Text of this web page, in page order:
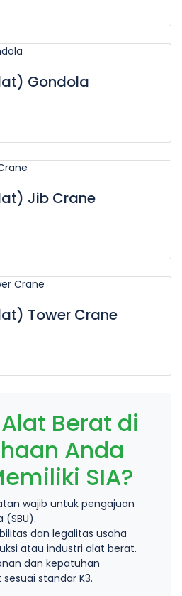
Gondola
Jib Crane
Tower Crane
Berat di
Anda
SIA?
wajib untuk pengajuan
(SBU).
dan legalitas usaha
atau industri alat berat.
dan kepatuhan
standar K3.